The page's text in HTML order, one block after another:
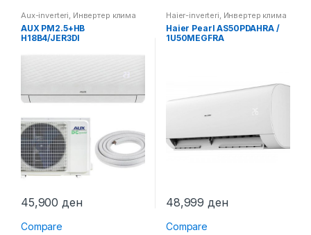
Aux-inverteri, Инвертер клима
уреди,Клима уреди
AUX PM2.5+HB
H18B4/JER3DI
45,900ден
Compare
Haier-inverteri, Инвертер клима
уреди ,Клима уреди
Haier Pearl AS50PDAHRA /
1U50MEGFRA
48,999ден
Compare